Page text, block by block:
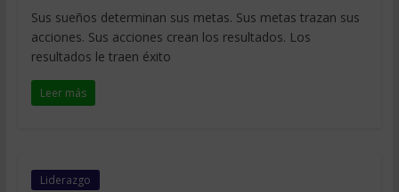
Sus sueños determinan sus metas. Sus metas trazan sus
acciones. Sus acciones crean los resultados. Los
resultados le traen éxito
Leer más
Liderazgo